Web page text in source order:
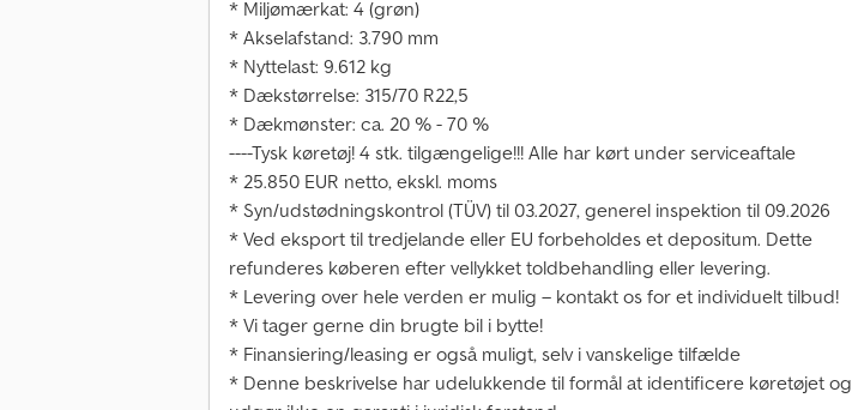
* Miljømærkat: 4 (grøn)
* Akselafstand: 3.790 mm
* Nyttelast: 9.612 kg
* Dækstørrelse: 315/70 R22,5
* Dækmønster: ca. 20 % - 70 %
----Tysk køretøj! 4 stk. tilgængelige!!! Alle har kørt under serviceaftale
* 25.850 EUR netto, ekskl. moms
* Syn/udstødningskontrol (TÜV) til 03.2027, generel inspektion til 09.2026
* Ved eksport til tredjelande eller EU forbeholdes et depositum. Dette
refunderes køberen efter vellykket toldbehandling eller levering.
* Levering over hele verden er mulig – kontakt os for et individuelt tilbud!
* Vi tager gerne din brugte bil i bytte!
* Finansiering/leasing er også muligt, selv i vanskelige tilfælde
* Denne beskrivelse har udelukkende til formål at identificere køretøjet og